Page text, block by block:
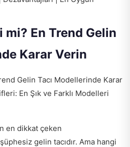
mi? En Trend Gelin
Karar Verin
Gelin Tacı Modellerinde Karar
En Şık ve Farklı Modelleri
en dikkat çeken
gelin tacıdır. Ama hangi